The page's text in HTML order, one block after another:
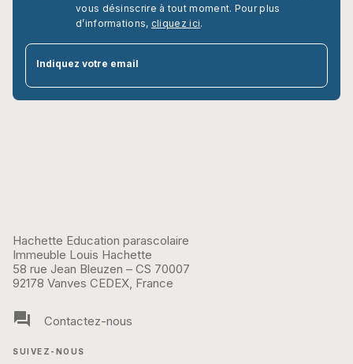
vous désinscrire à tout moment. Pour plus
d’informations, cliquez ici.
Indiquez votre email
Hachette Education parascolaire
Immeuble Louis Hachette
58 rue Jean Bleuzen – CS 70007
92178 Vanves CEDEX, France
question_answer Contactez-nous
SUIVEZ-NOUS